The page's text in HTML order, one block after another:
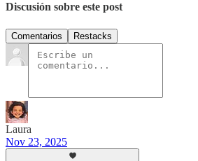
Discusión sobre este post
Comentarios Restacks
Laura
Nov 23, 2025